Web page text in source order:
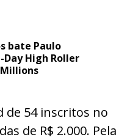
bate Paulo
Day High Roller
Millions
de 54 inscritos no
de R$ 2.000. Pela